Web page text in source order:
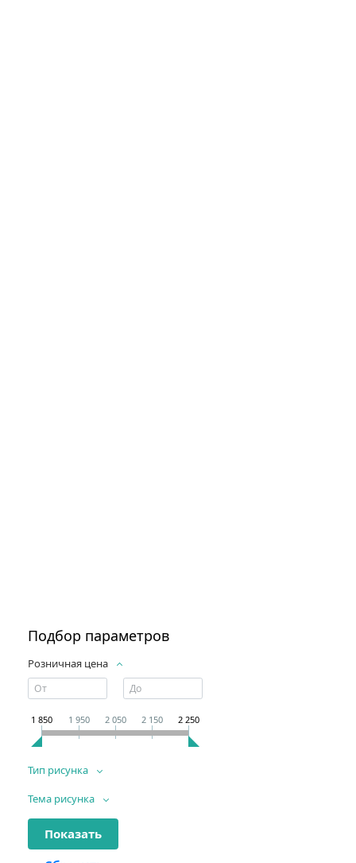
Подбор параметров
Розничная цена
1 850 1 950 2 050 2 150 2 250
Тип рисунка
Тема рисунка